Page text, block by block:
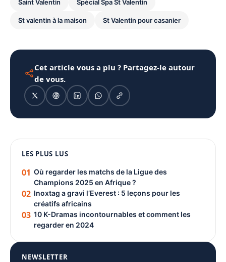
Saint Valentin Spécial Spa St Valentin
St valentin à la maison St Valentin pour casanier
Cet article vous a plu ? Partagez-le autour
de vous.
PUBLICITÉ
LES PLUS LUS
01 Où regarder les matchs de la Ligue des
Champions 2025 en Afrique ?
02 Inoxtag a gravi l’Everest : 5 leçons pour les
créatifs africains
03 10 K-Dramas incontournables et comment les
regarder en 2024
NEWSLETTER